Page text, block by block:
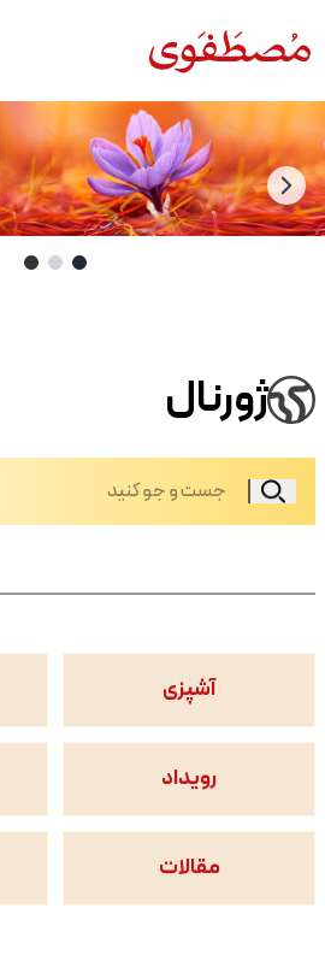
ژورنال
آشپزی
رویداد
مقالات